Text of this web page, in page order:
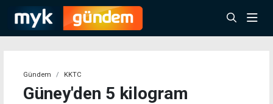
Gündem KKTC
Güney'den 5 kilogram